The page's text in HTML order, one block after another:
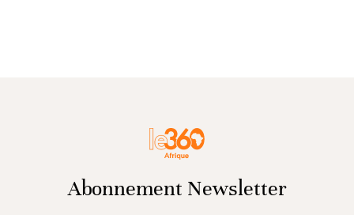
Abonnement Newsletter